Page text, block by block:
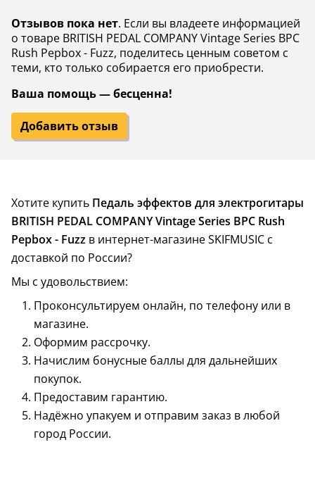
Отзывов пока нет. Если вы владеете информацией
о товаре BRITISH PEDAL COMPANY Vintage Series BPC
Rush Pepbox - Fuzz, поделитесь ценным советом с
теми, кто только собирается его приобрести.
Ваша помощь — бесценна!
Добавить отзыв
Хотите купить Педаль эффектов для электрогитары
BRITISH PEDAL COMPANY Vintage Series BPC Rush
Pepbox - Fuzz в интернет-магазине SKIFMUSIC с
доставкой по России?
Мы с удовольствием:
Проконсультируем онлайн, по телефону или в
магазине.
Оформим рассрочку.
Начислим бонусные баллы для дальнейших
покупок.
Предоставим гарантию.
Надёжно упакуем и отправим заказ в любой
город России.